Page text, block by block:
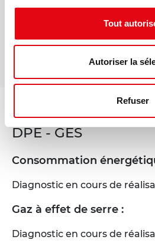
Tout
Autoriser la
Refuser
DPE - GES
Consommation
Diagnostic en cours de
Gaz à effet de serre :
Diagnostic en cours de